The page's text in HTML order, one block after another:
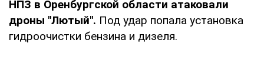
НПЗ в Оренбургской области атаковали
дроны "Лютый". Под удар попала установка
гидроочистки бензина и дизеля.